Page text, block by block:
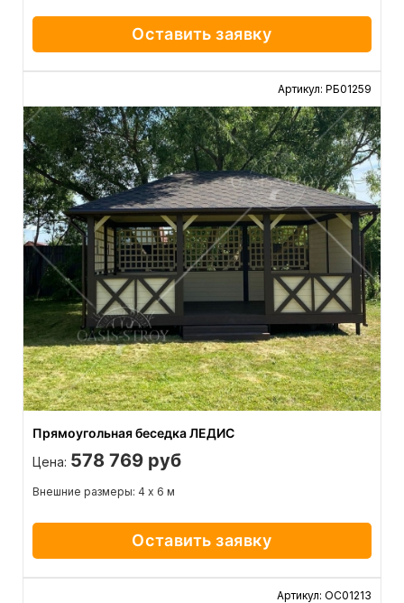
Оставить заявку
Артикул: РБ01259
Прямоугольная беседка ЛЕДИС
Цена: 578 769 руб
Внешние размеры: 4 х 6 м
Оставить заявку
Артикул: ОС01213